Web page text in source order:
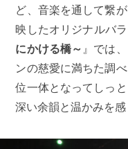
ど、音楽を通して繋
映したオリジナルバ
にかける橋～』では
ンの慈愛に満ちた調
位一体となってしっ
深い余韻と温かみを感